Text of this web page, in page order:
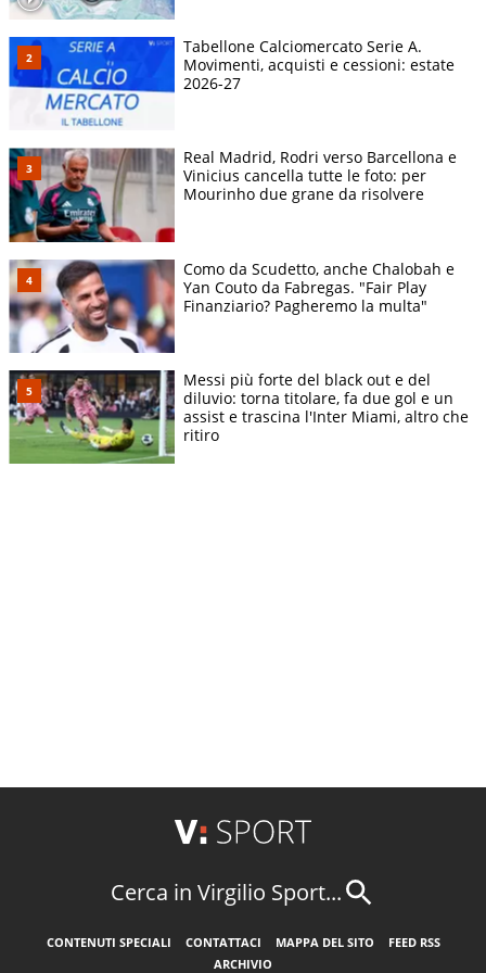
Tabellone Calciomercato Serie A.
Movimenti, acquisti e cessioni: estate
2026-27
Real Madrid, Rodri verso Barcellona e
Vinicius cancella tutte le foto: per
Mourinho due grane da risolvere
Como da Scudetto, anche Chalobah e
Yan Couto da Fabregas. "Fair Play
Finanziario? Pagheremo la multa"
Messi più forte del black out e del
diluvio: torna titolare, fa due gol e un
assist e trascina l'Inter Miami, altro che
ritiro
Cerca in Virgilio Sport...
CONTENUTI SPECIALI CONTATTACI MAPPA DEL SITO
FEED RSS
ARCHIVIO